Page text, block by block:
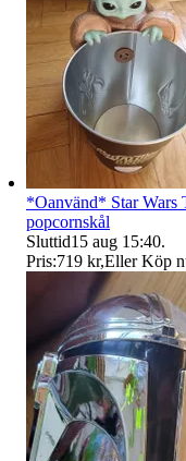
*Oanvänd* Star Wars
popcornskål
Sluttid15 aug 15:40.
Pris:719 kr,Eller Köp